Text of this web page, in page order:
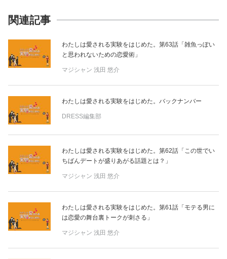
関連記事
わたしは愛される実験をはじめた。第63話「雑魚っぽい
と思われないための恋愛術」
マジシャン 浅田 悠介
わたしは愛される実験をはじめた。バックナンバー
DRESS編集部
わたしは愛される実験をはじめた。第62話「この世でい
ちばんデートが盛りあがる話題とは？」
マジシャン 浅田 悠介
わたしは愛される実験をはじめた。第61話「モテる男に
は恋愛の舞台裏トークが刺さる」
マジシャン 浅田 悠介